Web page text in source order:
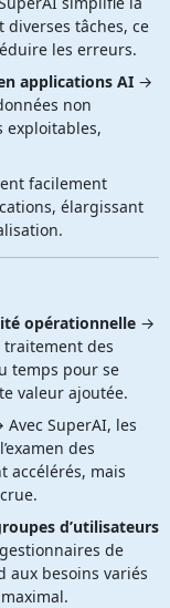
tâches, ce
les erreurs.
applications AI→
non
facilement
élargissant
opérationnelle→
traitement des
temps pour se
valeur ajoutée.
SuperAI, les
des
accélérés, mais
d’utilisateurs
de
aux besoins variés